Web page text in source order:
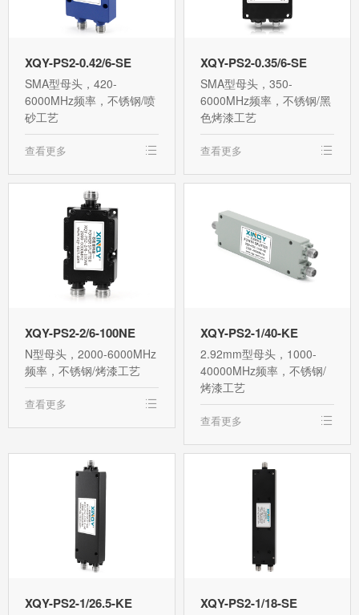
XQY-PS2-0.42/6-SE
SMA型母头，420-
6000MHz频率，不锈钢/喷
砂工艺
查看更多
XQY-PS2-0.35/6-SE
SMA型母头，350-
6000MHz频率，不锈钢/黑
色烤漆工艺
查看更多
XQY-PS2-2/6-100NE
N型母头，2000-6000MHz
频率，不锈钢/烤漆工艺
查看更多
XQY-PS2-1/40-KE
2.92mm型母头，1000-
40000MHz频率，不锈钢/
烤漆工艺
查看更多
XQY-PS2-1/26.5-KE XQY-PS2-1/18-SE